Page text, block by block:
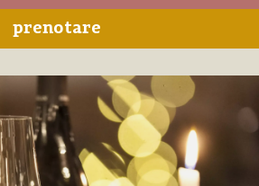
prenotare